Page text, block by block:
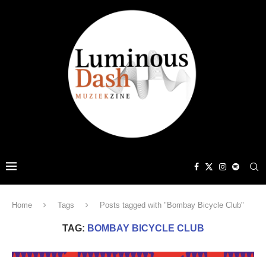
Home Tags Posts tagged with "Bombay Bicycle Club"
TAG: BOMBAY BICYCLE CLUB